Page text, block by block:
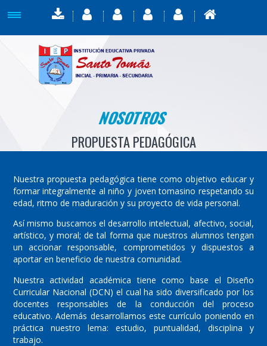
NOSOTROS
PROPUESTA PEDAGÓGICA
Nuestra propuesta pedagógica tiene como objetivo educar y
formar integralmente al niño y joven tomasino respetando su
edad, ritmo de maduración y su proyecto de vida personal.
Así mismo buscamos el desarrollo intelectual, afectivo, social,
artístico, y moral; de tal forma que nuestros alumnos tengan
un accionar responsable, comprometidos y dispuestos a
aportar en beneficio de nuestra comunidad.
Nuestra actividad académica tiene como base el Diseño
Curricular Nacional (DCN) el cual ha sido diversificado por los
docentes responsables de la conducción del proceso
educativo. Además desarrollamos este currículo poniendo en
práctica nuestro lema: estudio, puntualidad, disciplina y
trabajo.